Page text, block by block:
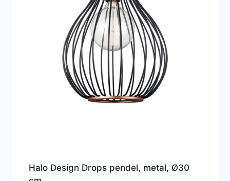
Halo Design Drops pendel, metal, Ø30